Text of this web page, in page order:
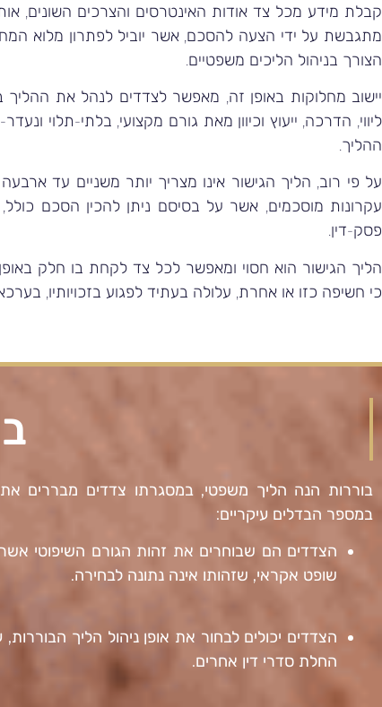
קבלת מידע מכל צד אודות האינטרסים והצרכים השונים,
מתגבשת על ידי הצעה להסכם, אשר יוביל לפתרון מלוא
הצורך בניהול הליכים משפטיים.
יישוב מחלוקות באופן זה, מאפשר לצדדים לנהל את ההליך
ליווי, הדרכה, ייעוץ וכיוון מאת גורם מקצועי, בלתי-תלוי
ההליך.
על פי רוב, הליך הגישור אינו מצריך יותר משניים עד
עקרונות מוסכמים, אשר על בסיסם ניתן להכין הסכם
פסק-דין.
הליך הגישור הוא חסוי ומאפשר לכל צד לקחת בו חלק
כי חשיפה כזו או אחרת, עלולה בעתיד לפגוע בזכויותיו,
בוררות הנה הליך משפטי, במסגרתו צדדים מבררים
במספר הבדלים עיקריים:
הצדדים הם שבוחרים את זהות הגורם השיפוטי
שופט אקראי, שזהותו אינה נתונה לבחירה.
הצדדים יכוליםלבחור את אופן ניהול הליך הבוררות,
החלת סדרי דין אחרים.